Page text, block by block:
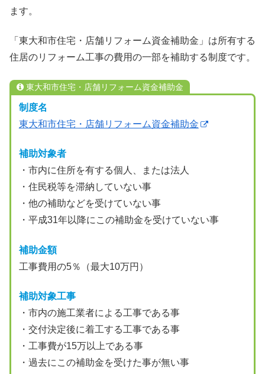
ます。
「東大和市住宅・店舗リフォーム資金補助金」は所有する
住居のリフォーム工事の費用の一部を補助する制度です。
東大和市住宅・店舗リフォーム資金補助金
制度名
東大和市住宅・店舗リフォーム資金補助金
補助対象者
・市内に住所を有する個人、または法人
・住民税等を滞納していない事
・他の補助などを受けていない事
・平成31年以降にこの補助金を受けていない事
補助金額
工事費用の5％（最大10万円）
補助対象工事
・市内の施工業者による工事である事
・交付決定後に着工する工事である事
・工事費が15万以上である事
・過去にこの補助金を受けた事が無い事